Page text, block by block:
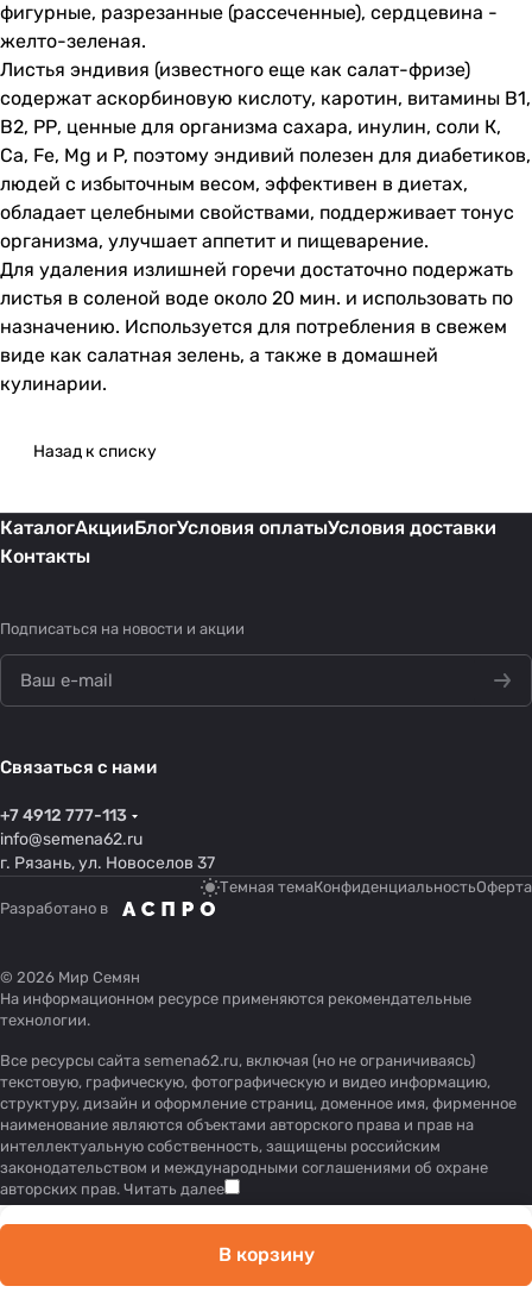
фигурные, разрезанные (рассеченные), сердцевина -
желто-зеленая.
Листья эндивия (известного еще как салат-фризе)
содержат аскорбиновую кислоту, каротин, витамины В1,
В2, РР, ценные для организма сахара, инулин, соли К,
Са, Fe, Mg и P, поэтому эндивий полезен для диабетиков,
людей с избыточным весом, эффективен в диетах,
обладает целебными свойствами, поддерживает тонус
организма, улучшает аппетит и пищеварение.
Для удаления излишней горечи достаточно подержать
листья в соленой воде около 20 мин. и использовать по
назначению. Используется для потребления в свежем
виде как салатная зелень, а также в домашней
кулинарии.
Назад к списку
КаталогАкцииБлогУсловия оплатыУсловия доставки
Контакты
Подписаться на новости и акции
Связаться с нами
+7 4912 777-113
info@semena62.ru
г. Рязань, ул. Новоселов 37
Темная темаКонфиденциальностьОферта
Разработано в
© 2026 Мир Семян
На информационном ресурсе применяются рекомендательные
технологии.
Все ресурсы сайта semena62.ru, включая (но не ограничиваясь)
текстовую, графическую, фотографическую и видео информацию,
структуру, дизайн и оформление страниц, доменное имя, фирменное
наименование являются объектами авторского права и прав на
интеллектуальную собственность, защищены российским
законодательством и международными соглашениями об охране
авторских прав. Читать далее
В корзину